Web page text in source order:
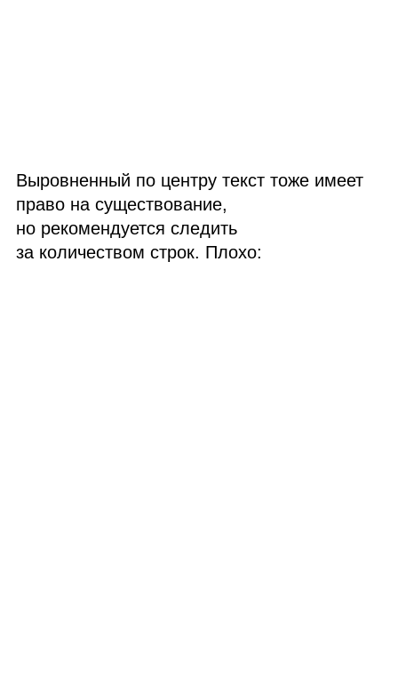
Выровненный по центру текст тоже имеет
право на существование,
но рекомендуется следить
за количеством строк. Плохо: